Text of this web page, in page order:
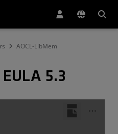
AOCL-LibMem
5.3